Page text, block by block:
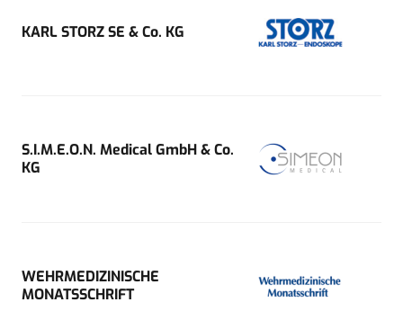
KARL STORZ SE & Co. KG
S.I.M.E.O.N. Medical GmbH & Co.
KG
WEHRMEDIZINISCHE
MONATSSCHRIFT